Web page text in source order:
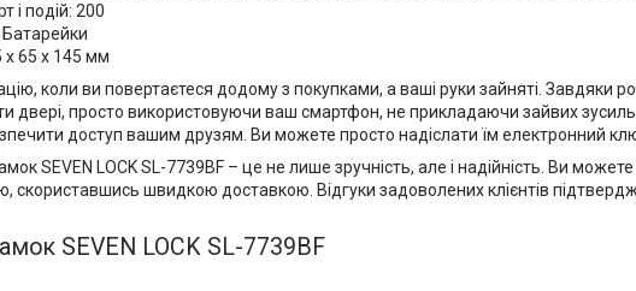
і подій: 200
х 65 х 145 мм
коли ви повертаєтеся додому з покупками, а ваші руки зайняті. Завдяки
двері, просто використовуючи ваш смартфон, не прикладаючи зайвих
доступ вашим друзям. Ви можете просто надіслати їм електронний
SEVEN LOCK SL-7739BF – це не лише зручність, але і надійність. Ви
скориставшись швидкою доставкою. Відгуки задоволених клієнтів
SEVEN LOCK SL-7739BF